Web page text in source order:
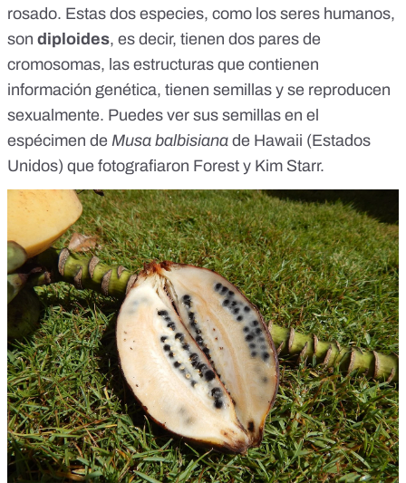
rosado. Estas dos especies, como los seres humanos,
son diploides, es decir, tienen dos pares de
cromosomas, las estructuras que contienen
información genética, tienen semillas y se reproducen
sexualmente. Puedes ver sus semillas en el
espécimen de Musa balbisiana de Hawaii (Estados
Unidos) que fotografiaron Forest y Kim Starr.